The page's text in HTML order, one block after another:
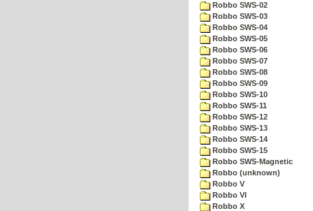
Robbo SWS-02
Robbo SWS-03
Robbo SWS-04
Robbo SWS-05
Robbo SWS-06
Robbo SWS-07
Robbo SWS-08
Robbo SWS-09
Robbo SWS-10
Robbo SWS-11
Robbo SWS-12
Robbo SWS-13
Robbo SWS-14
Robbo SWS-15
Robbo SWS-Magnetic
Robbo (unknown)
Robbo V
Robbo VI
Robbo X